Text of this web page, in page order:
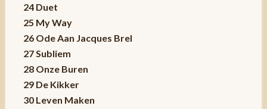
24 Duet
25 My Way
26 Ode Aan Jacques Brel
27 Subliem
28 Onze Buren
29 De Kikker
30 Leven Maken